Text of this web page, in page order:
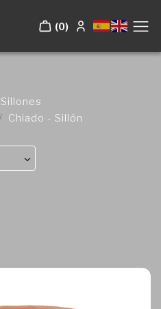
(0)
Sillones
Chiado - Sillón